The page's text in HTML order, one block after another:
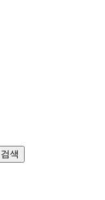
검색